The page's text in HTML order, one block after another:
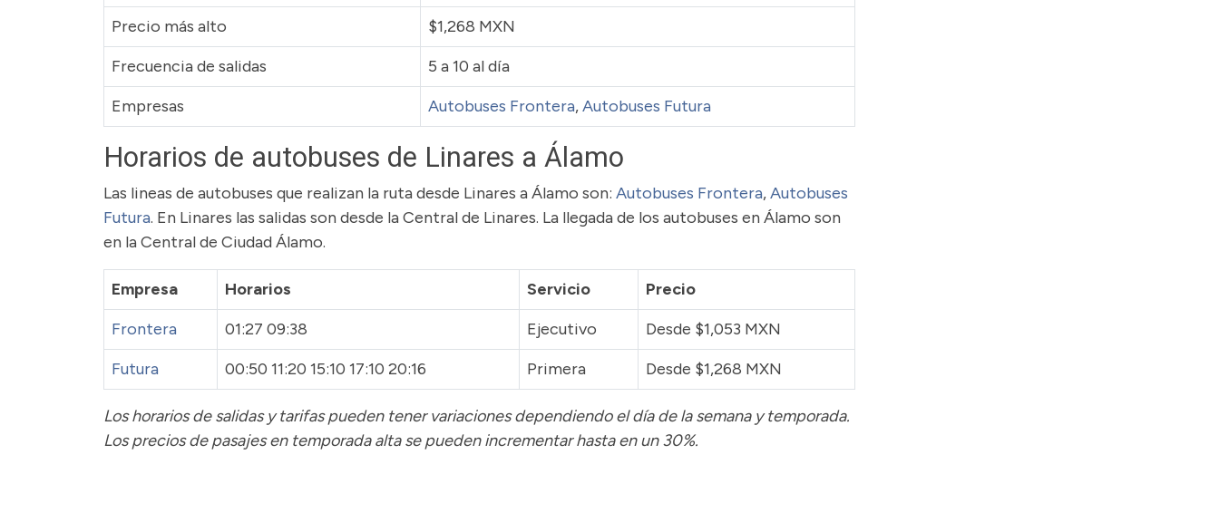
Precio más alto
$1,268 MXN
Frecuencia de salidas
5 a 10 al día
Empresas
Autobuses Frontera,Autobuses Futura
Horarios de autobuses de Linares a Álamo
Las lineas de autobuses que realizan la ruta desde Linares a Álamo son: Autobuses Frontera,Autobuses
Futura. En Linares las salidas son desde la Central de Linares. La llegada de los autobuses en Álamo son
en la Central de Ciudad Álamo.
Empresa Horarios Servicio
Precio
Frontera
01:27 09:38 Ejecutivo
Desde $1,053 MXN
Futura
00:50 11:20 15:10 17:10 20:16 Primera Desde $1,268 MXN
Los horarios de salidas y tarifas pueden tener variaciones dependiendo el día de la semana y temporada.
Los precios de pasajesen temporada alta se pueden incrementar hasta en un 30%.